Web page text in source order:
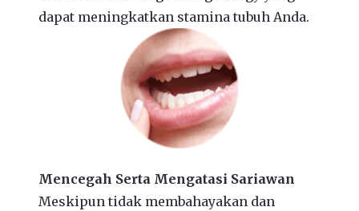
dapat meningkatkan stamina tubuh Anda.
Mencegah Serta Mengatasi Sariawan
Meskipun tidak membahayakan dan